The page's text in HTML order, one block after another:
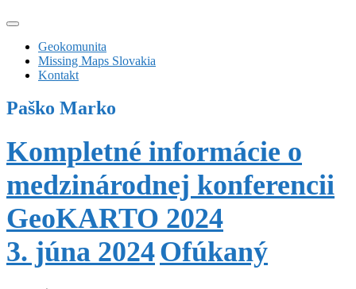
Geokomunita
Missing Maps Slovakia
Kontakt
Paško Marko
Kompletné informácie o
medzinárodnej konferencii
GeoKARTO 2024
3. júna 2024Ofúkaný